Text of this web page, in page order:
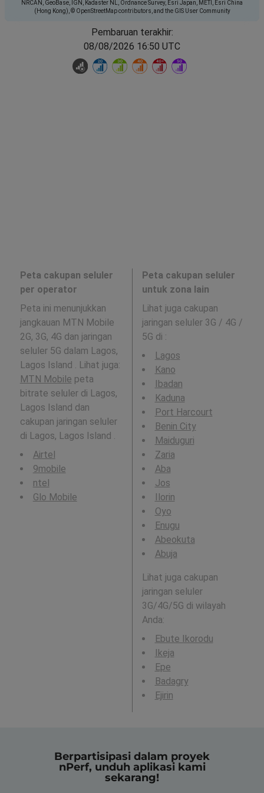
NRCAN, GeoBase, IGN, Kadaster NL, Ordnance Survey, Esri Japan, METI, Esri China
(Hong Kong), © OpenStreetMap contributors, and the GIS User Community
Pembaruan terakhir:
08/08/2026 16:50 UTC
Peta cakupan seluler
per operator
Peta ini menunjukkan
jangkauan MTN Mobile
2G, 3G, 4G dan jaringan
seluler 5G dalam Lagos,
Lagos Island . Lihat juga:
MTN Mobile peta
bitrate seluler di Lagos,
Lagos Island dan
cakupan jaringan seluler
di Lagos, Lagos Island .
Airtel
9mobile
ntel
Glo Mobile
Peta cakupan seluler
untuk zona lain
Lihat juga cakupan
jaringan seluler 3G / 4G /
5G di :
Lagos
Kano
Ibadan
Kaduna
Port Harcourt
Benin City
Maiduguri
Zaria
Aba
Jos
Ilorin
Oyo
Enugu
Abeokuta
Abuja
Lihat juga cakupan
jaringan seluler
3G/4G/5G di wilayah
Anda:
Ebute Ikorodu
Ikeja
Epe
Badagry
Ejirin
Berpartisipasi dalam proyek
nPerf, unduh aplikasi kami
sekarang!